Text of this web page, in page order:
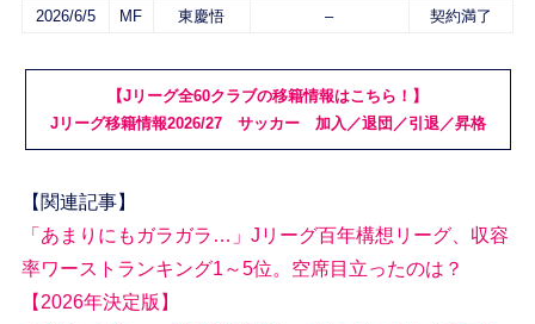
2026/6/5
MF 東慶悟 – 契約満了
【Jリーグ全60クラブの移籍情報はこちら！】
Jリーグ移籍情報2026/27 サッカー 加入／退団／引退／昇格
【関連記事】
「あまりにもガラガラ…」Jリーグ百年構想リーグ、収容
率ワーストランキング1～5位。空席目立ったのは？
【2026年決定版】